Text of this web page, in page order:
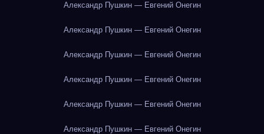
Александр Пушкин — Евгений Онегин
Александр Пушкин — Евгений Онегин
Александр Пушкин — Евгений Онегин
Александр Пушкин — Евгений Онегин
Александр Пушкин — Евгений Онегин
Александр Пушкин — Евгений Онегин